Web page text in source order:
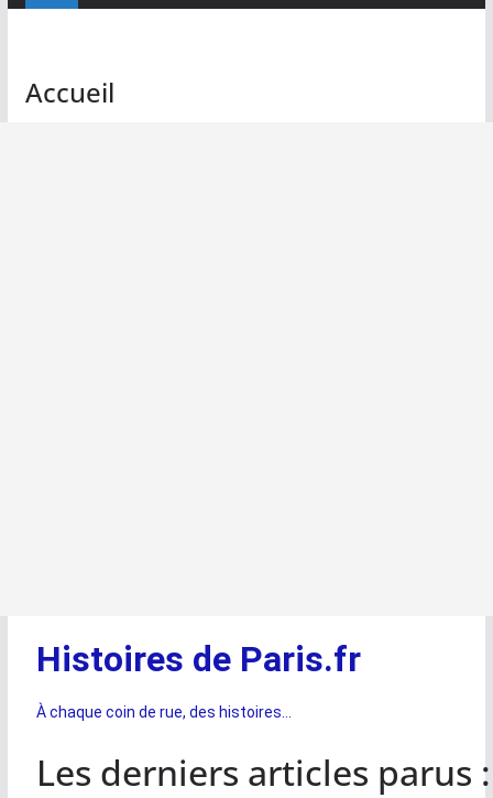
Accueil
Histoires de Paris.fr
À chaque coin de rue, des histoires…
Les derniers articles parus :